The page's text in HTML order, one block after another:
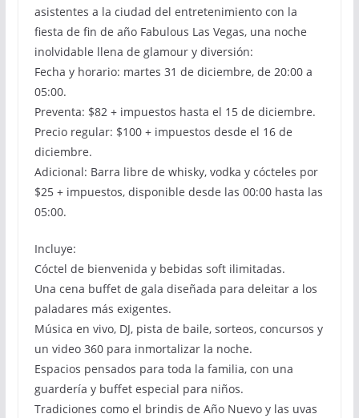
asistentes a la ciudad del entretenimiento con la
fiesta de fin de año Fabulous Las Vegas, una noche
inolvidable llena de glamour y diversión:
Fecha y horario: martes 31 de diciembre, de 20:00 a
05:00.
Preventa: $82 + impuestos hasta el 15 de diciembre.
Precio regular: $100 + impuestos desde el 16 de
diciembre.
Adicional: Barra libre de whisky, vodka y cócteles por
$25 + impuestos, disponible desde las 00:00 hasta las
05:00.
Incluye:
Cóctel de bienvenida y bebidas soft ilimitadas.
Una cena buffet de gala diseñada para deleitar a los
paladares más exigentes.
Música en vivo, DJ, pista de baile, sorteos, concursos y
un video 360 para inmortalizar la noche.
Espacios pensados para toda la familia, con una
guardería y buffet especial para niños.
Tradiciones como el brindis de Año Nuevo y las uvas